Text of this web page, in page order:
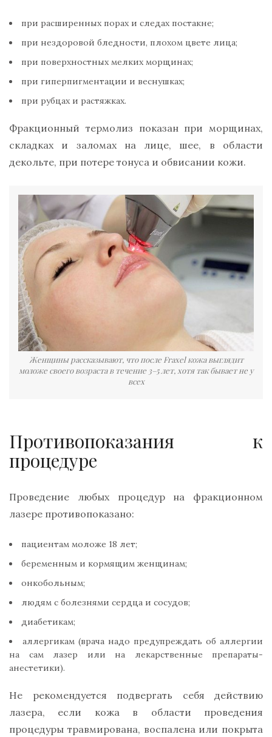
при расширенных порах и следах постакне;
при нездоровой бледности, плохом цвете лица;
при поверхностных мелких морщинах;
при гиперпигментации и веснушках;
при рубцах и растяжках.
Фракционный термолиз показан при морщинах,
складках и заломах на лице, шее, в области
декольте, при потере тонуса и обвисании кожи.
Женщины рассказывают, что после Fraxel кожа выглядит
моложе своего возраста в течение 3–5 лет, хотя так бывает не у
всех
Противопоказания к
процедуре
Проведение любых процедур на фракционном
лазере противопоказано:
пациентам моложе 18 лет;
беременным и кормящим женщинам;
онкобольным;
людям с болезнями сердца и сосудов;
диабетикам;
аллергикам (врача надо предупреждать об аллергии
на сам лазер или на лекарственные препараты-
анестетики).
Не рекомендуется подвергать себя действию
лазера, если кожа в области проведения
процедуры травмирована, воспалена или покрыта